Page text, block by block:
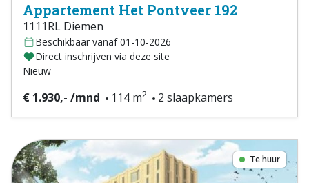
Appartement Het Pontveer 192
1111RL Diemen
Beschikbaar vanaf 01-10-2026
Direct inschrijven via deze site
Nieuw
€ 1.930,- /mnd 114 m2 2 slaapkamers
Te huur